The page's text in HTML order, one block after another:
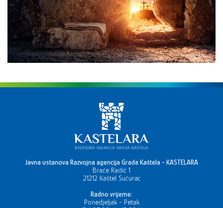
Javna ustanova Razvojna agencija Grada Kaštela - KASTELARA
Braće Radić 1
21212 Kaštel Sućurac
Radno vrijeme:
Ponedjeljak - Petak